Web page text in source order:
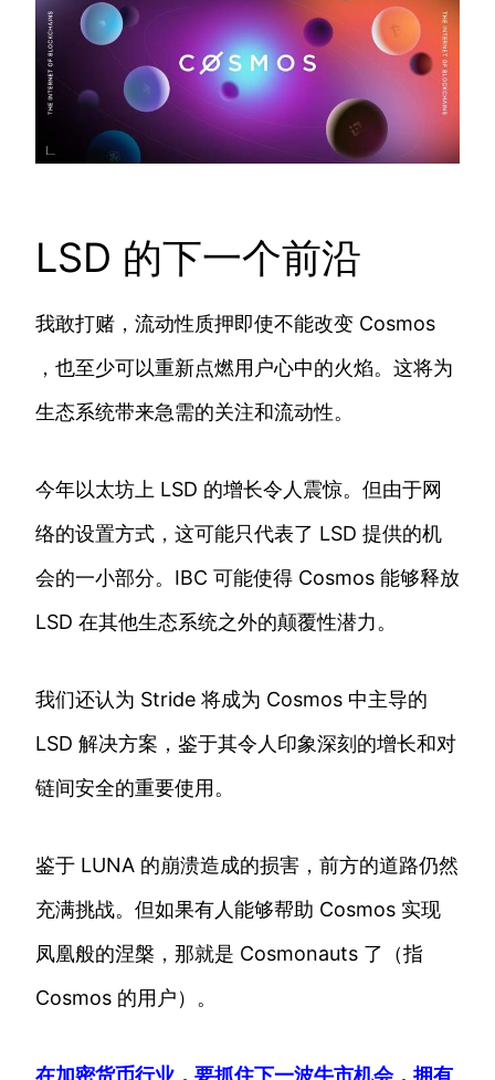
LSD 的下一个前沿
我敢打赌，流动性质押即使不能改变 Cosmos
，也至少可以重新点燃用户心中的火焰。这将为
生态系统带来急需的关注和流动性。
今年以太坊上 LSD 的增长令人震惊。但由于网
络的设置方式，这可能只代表了 LSD 提供的机
会的一小部分。IBC 可能使得 Cosmos 能够释放
LSD 在其他生态系统之外的颠覆性潜力。
我们还认为 Stride 将成为 Cosmos 中主导的
LSD 解决方案，鉴于其令人印象深刻的增长和对
链间安全的重要使用。
鉴于 LUNA 的崩溃造成的损害，前方的道路仍然
充满挑战。但如果有人能够帮助 Cosmos 实现
凤凰般的涅槃，那就是 Cosmonauts 了（指
Cosmos 的用户）。
在加密货币行业，要抓住下一波牛市机会，拥有